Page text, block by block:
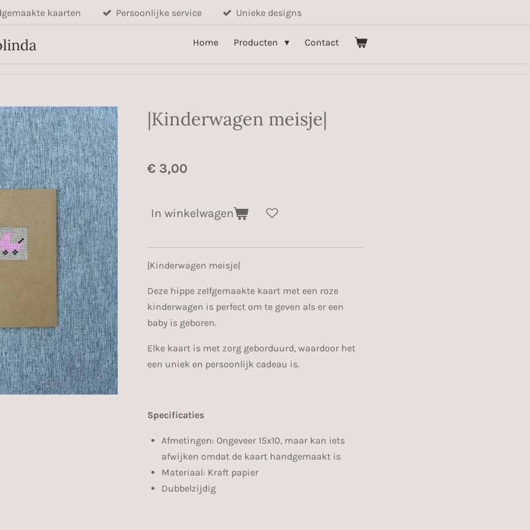
kaarten Persoonlijke service Unieke designs
Home Producten Contact
|Kinderwagen meisje|
€ 3,00
In winkelwagen
|Kinderwagen meisje|
Deze hippe zelfgemaakte kaart met een roze
kinderwagen is perfect om te geven als er een
baby is geboren.
Elke kaart is met zorg geborduurd, waardoor het
een uniek en persoonlijk cadeau is.
Specificaties
Afmetingen: Ongeveer 15x10, maar kan iets
afwijken omdat de kaart handgemaakt is
Materiaal: Kraft papier
Dubbelzijdig